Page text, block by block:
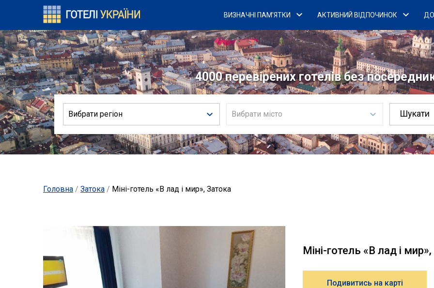
ВИЗНАЧНІ ПАМ'ЯТКИ АКТИВНИЙ ВІДПОЧИНОК
4000 перевірених готелів без
Вибрати регіон Вибрати місто
Головна / Затока / Міні-готель «В лад і мир», Затока
Міні-готель «В лад і
Подивитись на карті